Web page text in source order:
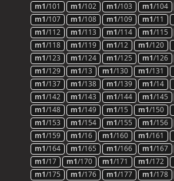
m1/101 m1/102 m1/103 m1/104
m1/107 m1/108 m1/109 m1/11
m1/112 m1/113 m1/114 m1/115
m1/118 m1/119 m1/12 m1/120
m1/123 m1/124 m1/125 m1/126
m1/129 m1/13 m1/130 m1/131
m1/137 m1/138 m1/139 m1/14
m1/142 m1/143 m1/144 m1/145
m1/148 m1/149 m1/15 m1/150
m1/153 m1/154 m1/155 m1/156
m1/159 m1/16 m1/160 m1/161
m1/164 m1/165 m1/166 m1/167
m1/17 m1/170 m1/171 m1/172
m1/175 m1/176 m1/177 m1/178